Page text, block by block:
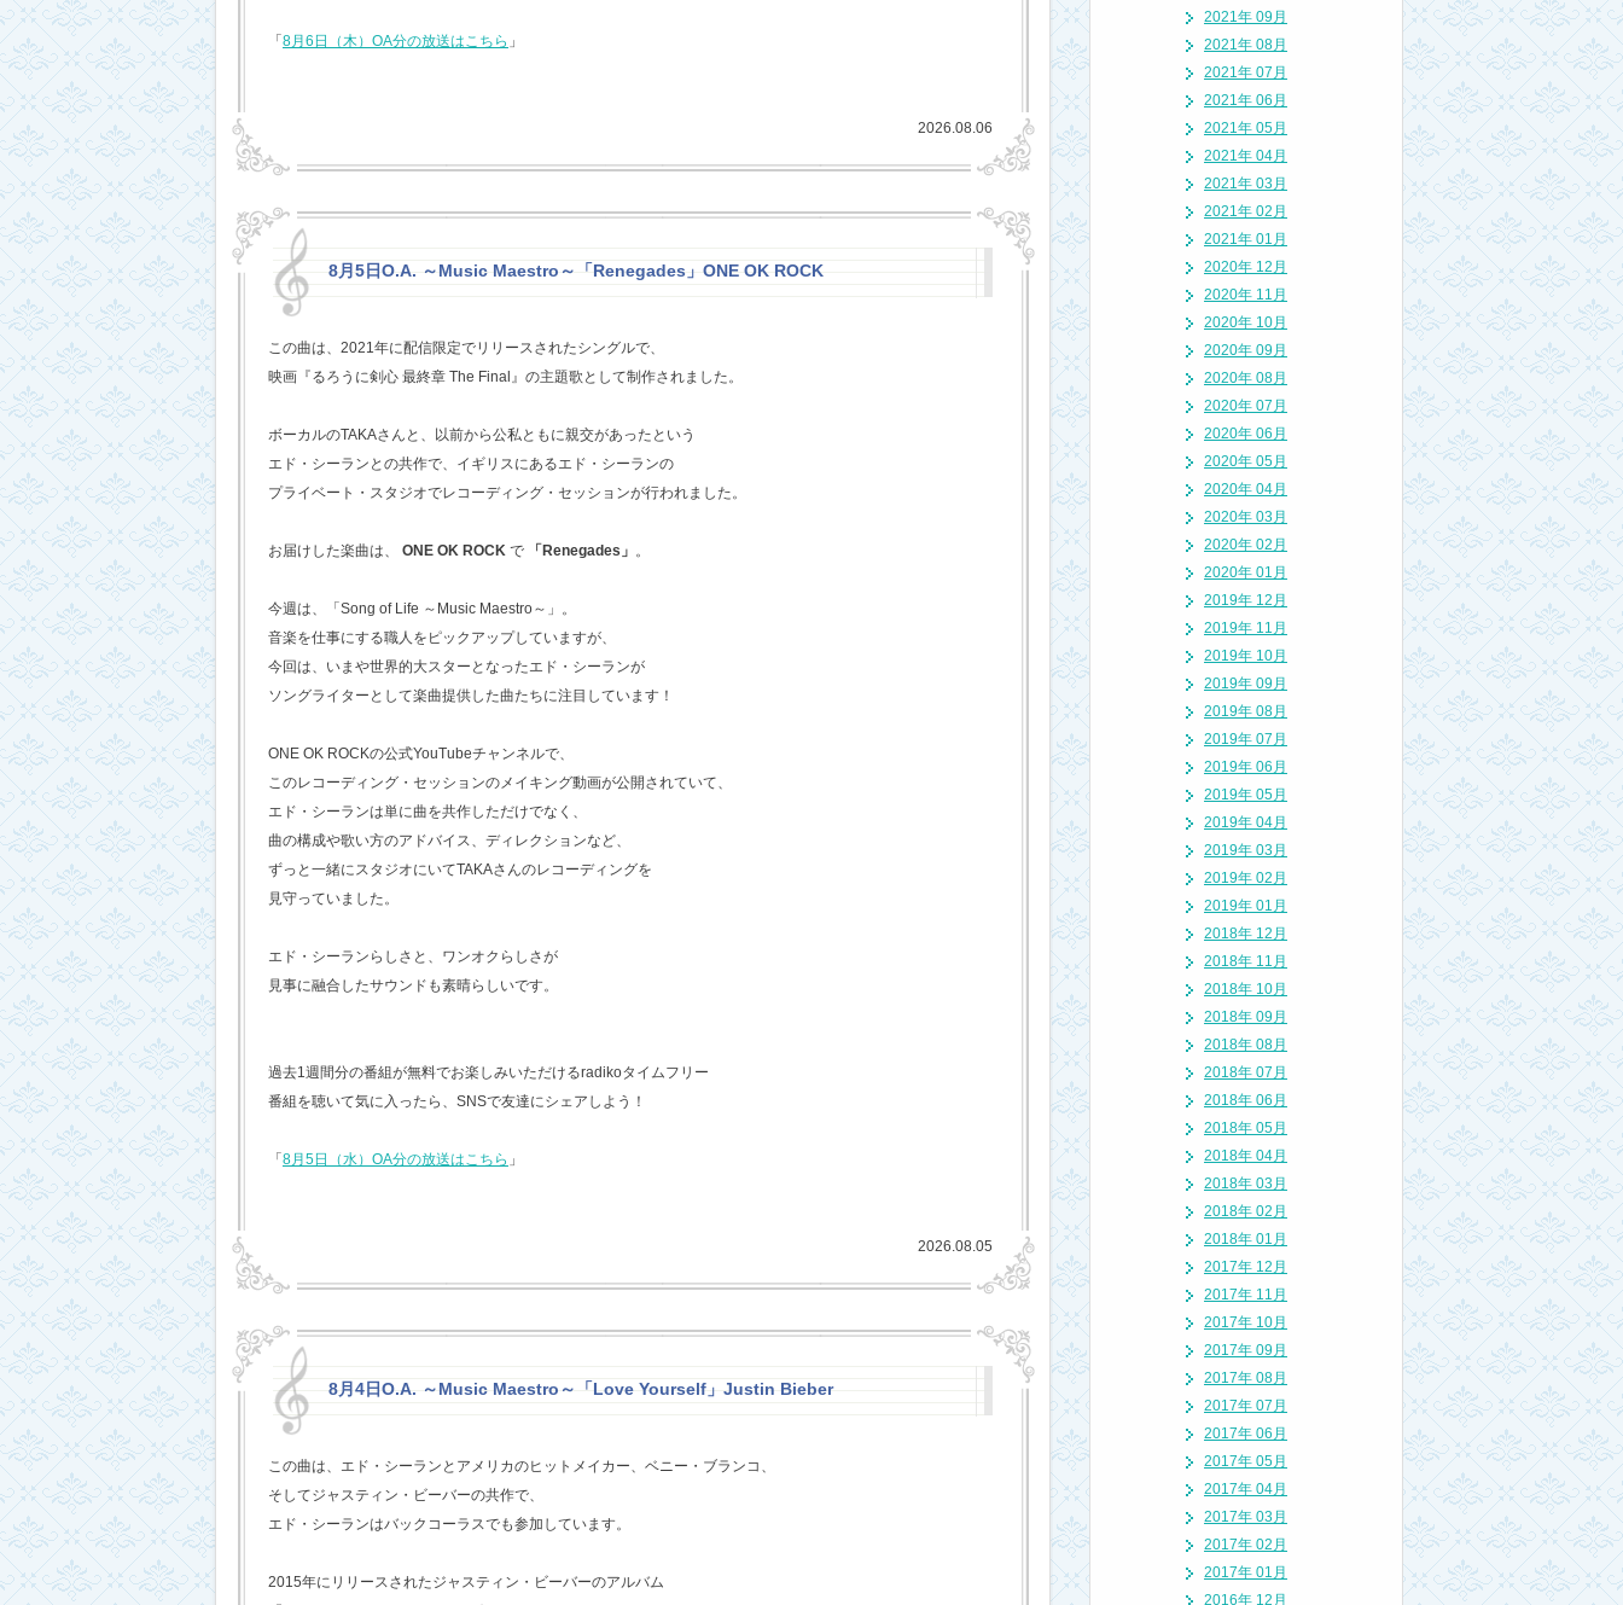
「 8月6日（木）OA分の放送はこちら 」
2026.08.06
8月5日O.A. ～Music Maestro～「Renegades」ONE OK ROCK
この曲は、2021年に配信限定でリリースされたシングルで、
映画『るろうに剣心 最終章 The Final』の主題歌として制作されました。
ボーカルのTAKAさんと、以前から公私ともに親交があったという
エド・シーランとの共作で、イギリスにあるエド・シーランの
プライベート・スタジオでレコーディング・セッションが行われました。
お届けした楽曲は、 ONE OK ROCK で 「Renegades」 。
今週は、「Song of Life ～Music Maestro～」。
音楽を仕事にする職人をピックアップしていますが、
今回は、いまや世界的大スターとなったエド・シーランが
ソングライターとして楽曲提供した曲たちに注目しています！
ONE OK ROCKの公式YouTubeチャンネルで、
このレコーディング・セッションのメイキング動画が公開されていて、
エド・シーランは単に曲を共作しただけでなく、
曲の構成や歌い方のアドバイス、ディレクションなど、
ずっと一緒にスタジオにいてTAKAさんのレコーディングを
見守っていました。
エド・シーランらしさと、ワンオクらしさが
見事に融合したサウンドも素晴らしいです。
過去1週間分の番組が無料でお楽しみいただけるradikoタイムフリー
番組を聴いて気に入ったら、SNSで友達にシェアしよう！
「 8月5日（水）OA分の放送はこちら 」
2026.08.05
8月4日O.A. ～Music Maestro～「Love Yourself」Justin Bieber
この曲は、エド・シーランとアメリカのヒットメイカー、ベニー・ブランコ、
そしてジャスティン・ビーバーの共作で、
エド・シーランはバックコーラスでも参加しています。
2015年にリリースされたジャスティン・ビーバーのアルバム
2021年 09月
2021年 08月
2021年 07月
2021年 06月
2021年 05月
2021年 04月
2021年 03月
2021年 02月
2021年 01月
2020年 12月
2020年 11月
2020年 10月
2020年 09月
2020年 08月
2020年 07月
2020年 06月
2020年 05月
2020年 04月
2020年 03月
2020年 02月
2020年 01月
2019年 12月
2019年 11月
2019年 10月
2019年 09月
2019年 08月
2019年 07月
2019年 06月
2019年 05月
2019年 04月
2019年 03月
2019年 02月
2019年 01月
2018年 12月
2018年 11月
2018年 10月
2018年 09月
2018年 08月
2018年 07月
2018年 06月
2018年 05月
2018年 04月
2018年 03月
2018年 02月
2018年 01月
2017年 12月
2017年 11月
2017年 10月
2017年 09月
2017年 08月
2017年 07月
2017年 06月
2017年 05月
2017年 04月
2017年 03月
2017年 02月
2017年 01月
2016年 12月